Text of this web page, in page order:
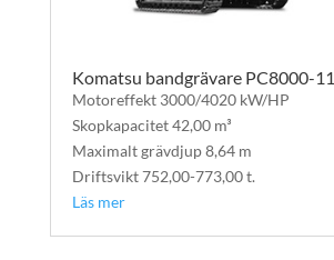
Komatsu bandgrävare PC8000-11
Motoreffekt 3000/4020 kW/HP
Skopkapacitet 42,00 m³
Maximalt grävdjup 8,64 m
Driftsvikt 752,00-773,00 t.
Läs mer